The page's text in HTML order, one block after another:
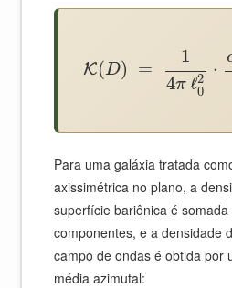
K(D) =
1
4π ℓ2
0
⋅
Para uma galáxia tratada
axissimétrica no plano, a
superfície bariônica é
componentes, e a densidade
campo de ondas é obtida por
média azimutal: